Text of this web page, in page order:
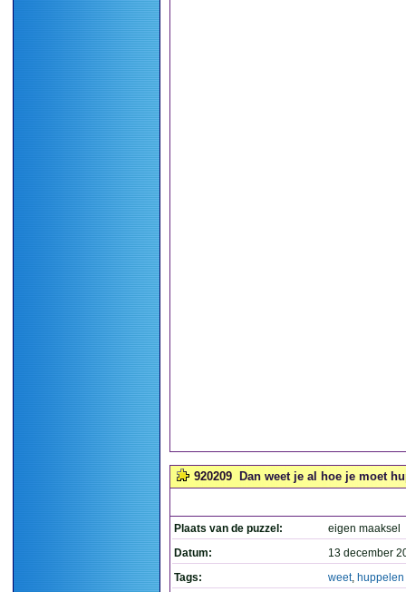
920209 Dan weet je al hoe je moet
Plaats van de puzzel:
eigen maaksel
Datum:
13 december
Tags:
weet, huppelen